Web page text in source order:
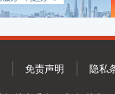
免责声明 隐私